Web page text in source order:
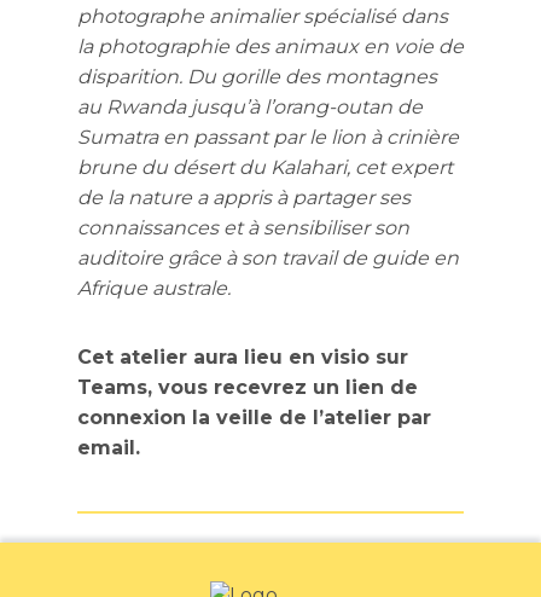
photographe animalier spécialisé dans
la photographie des animaux en voie de
disparition. Du gorille des montagnes
au Rwanda jusqu’à l’orang-outan de
Sumatra en passant par le lion à crinière
brune du désert du Kalahari, cet expert
de la nature a appris à partager ses
connaissances et à sensibiliser son
auditoire grâce à son travail de guide en
Afrique australe.
Cet atelier aura lieu en visio sur
Teams, vous recevrez un lien de
connexion la veille de l’atelier par
email.